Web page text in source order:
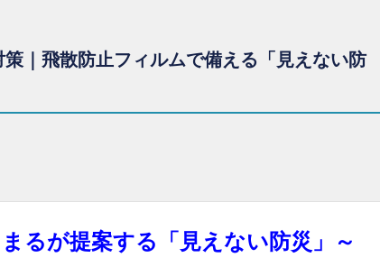
｜飛散防止フィルムで備える「見えない防
るが提案する「見えない防災」～